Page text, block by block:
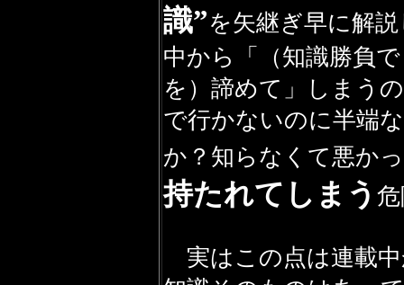
識”を矢継ぎ早に解
中から「（知識勝負
を）諦めて」しまう
で行かないのに半端
か？知らなくて悪か
持たれてしまう
実はこの点は連載